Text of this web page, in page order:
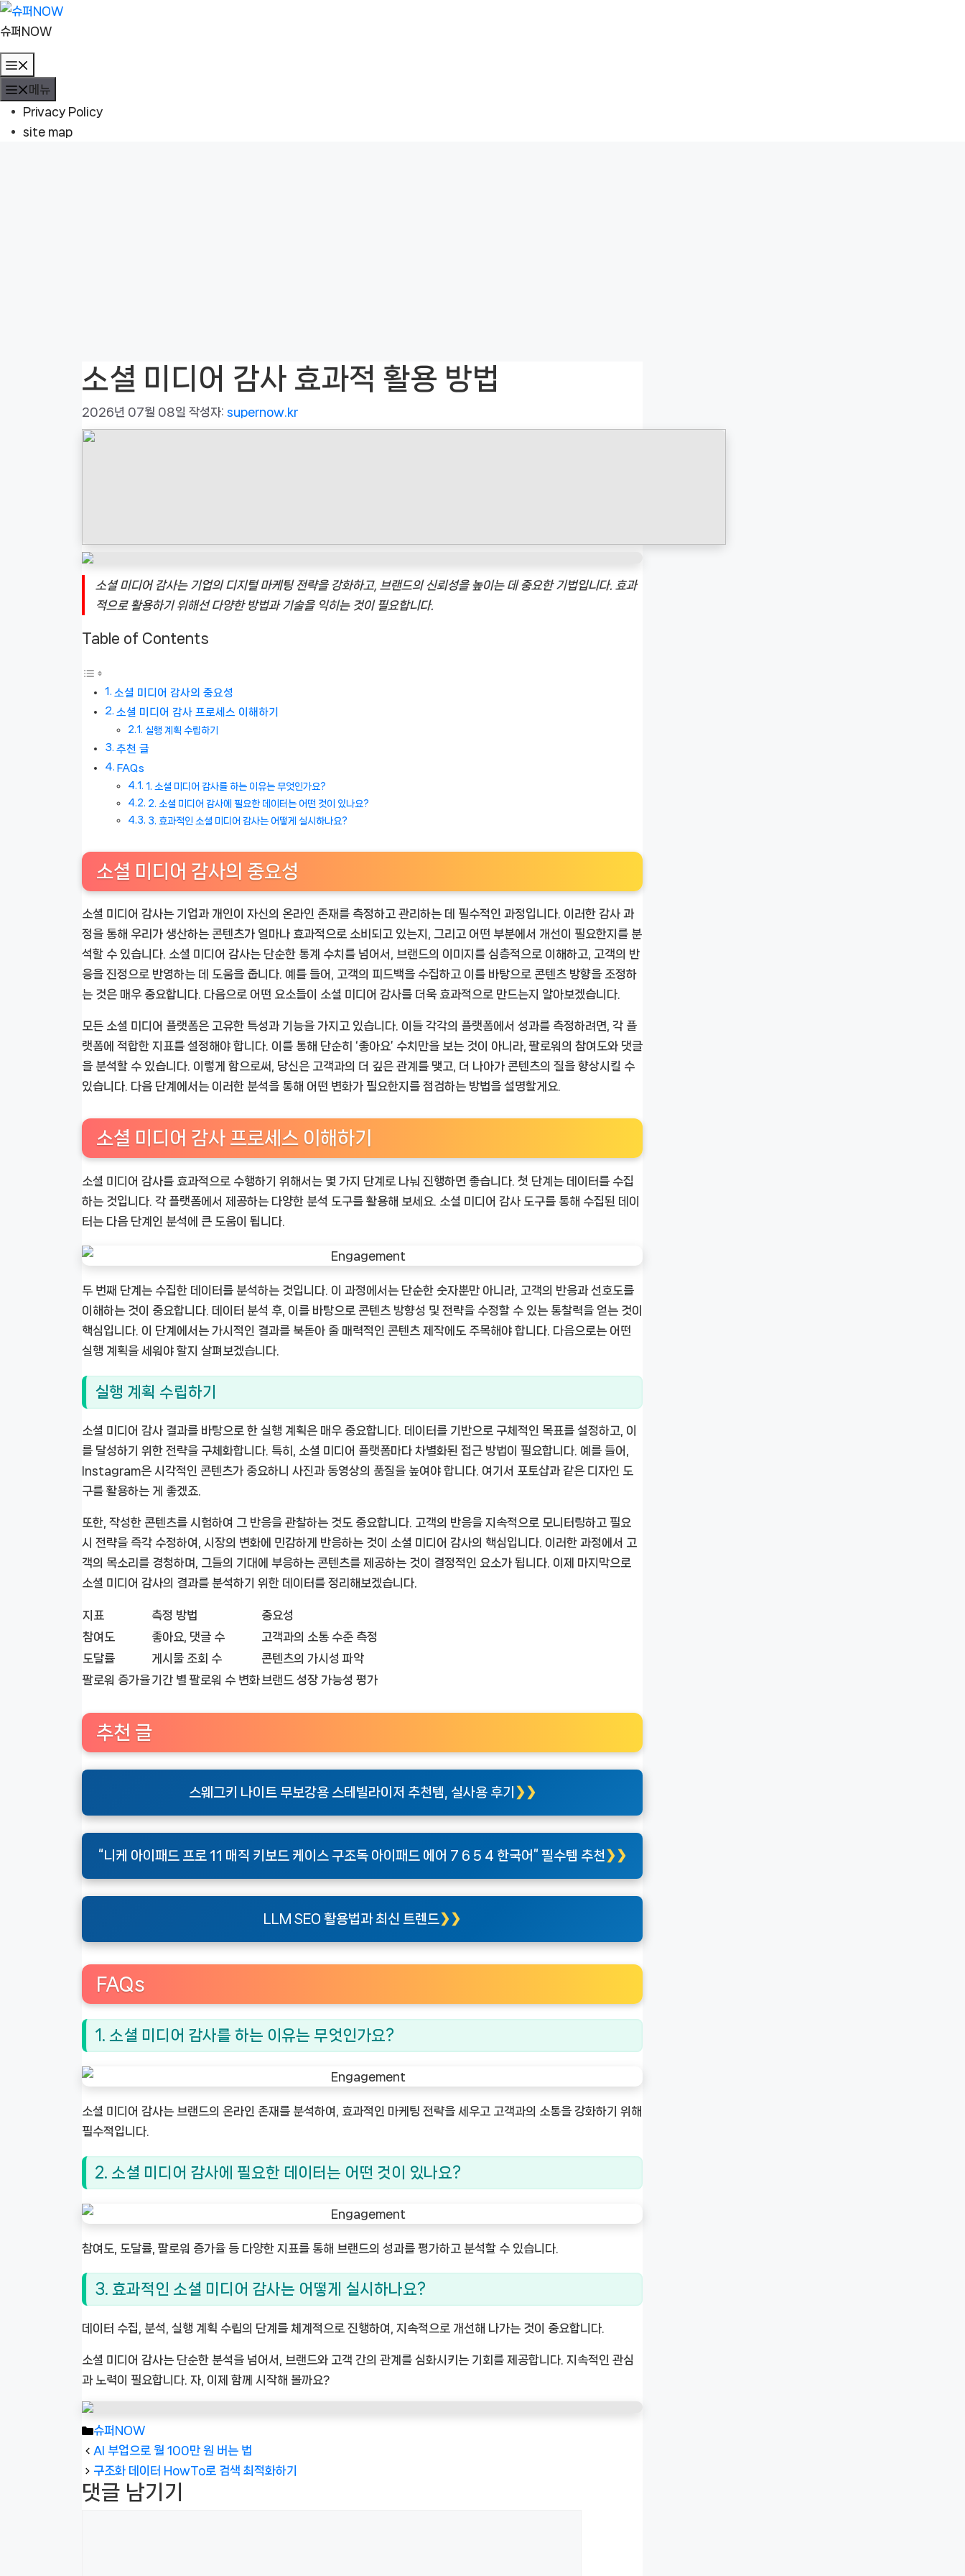
컨
텐
츠
로
건
슈퍼NOW
뉴
메뉴
Privacy Policy
site map
소셜 미디어 감사 효과적 활용 방법
2026년 07월 08일 작성자: supernow.kr
소셜 미디어 감사는 기업의 디지털 마케팅 전략을 강화하고, 브랜드의 신뢰성을 높이는 데 중요한 기법입니다. 효과
적으로 활용하기 위해선 다양한 방법과 기술을 익히는 것이 필요합니다.
Table of Contents
소셜 미디어 감사의 중요성
소셜 미디어 감사 프로세스 이해하기
실행 계획 수립하기
추천 글
FAQs
1. 소셜 미디어 감사를 하는 이유는 무엇인가요?
2. 소셜 미디어 감사에 필요한 데이터는 어떤 것이 있나요?
3. 효과적인 소셜 미디어 감사는 어떻게 실시하나요?
소셜 미디어 감사의 중요성
소셜 미디어 감사는 기업과 개인이 자신의 온라인 존재를 측정하고 관리하는 데 필수적인 과정입니다. 이러한 감사 과
정을 통해 우리가 생산하는 콘텐츠가 얼마나 효과적으로 소비되고 있는지, 그리고 어떤 부분에서 개선이 필요한지를 분
석할 수 있습니다. 소셜 미디어 감사는 단순한 통계 수치를 넘어서, 브랜드의 이미지를 심층적으로 이해하고, 고객의 반
응을 진정으로 반영하는 데 도움을 줍니다. 예를 들어, 고객의 피드백을 수집하고 이를 바탕으로 콘텐츠 방향을 조정하
는 것은 매우 중요합니다. 다음으로 어떤 요소들이 소셜 미디어 감사를 더욱 효과적으로 만드는지 알아보겠습니다.
모든 소셜 미디어 플랫폼은 고유한 특성과 기능을 가지고 있습니다. 이들 각각의 플랫폼에서 성과를 측정하려면, 각 플
랫폼에 적합한 지표를 설정해야 합니다. 이를 통해 단순히 ‘좋아요’ 수치만을 보는 것이 아니라, 팔로워의 참여도와 댓글
을 분석할 수 있습니다. 이렇게 함으로써, 당신은 고객과의 더 깊은 관계를 맺고, 더 나아가 콘텐츠의 질을 향상시킬 수
있습니다. 다음 단계에서는 이러한 분석을 통해 어떤 변화가 필요한지를 점검하는 방법을 설명할게요.
소셜 미디어 감사 프로세스 이해하기
소셜 미디어 감사를 효과적으로 수행하기 위해서는 몇 가지 단계로 나눠 진행하면 좋습니다. 첫 단계는 데이터를 수집
하는 것입니다. 각 플랫폼에서 제공하는 다양한 분석 도구를 활용해 보세요. 소셜 미디어 감사 도구를 통해 수집된 데이
터는 다음 단계인 분석에 큰 도움이 됩니다.
두 번째 단계는 수집한 데이터를 분석하는 것입니다. 이 과정에서는 단순한 숫자뿐만 아니라, 고객의 반응과 선호도를
이해하는 것이 중요합니다. 데이터 분석 후, 이를 바탕으로 콘텐츠 방향성 및 전략을 수정할 수 있는 통찰력을 얻는 것이
핵심입니다. 이 단계에서는 가시적인 결과를 북돋아 줄 매력적인 콘텐츠 제작에도 주목해야 합니다. 다음으로는 어떤
실행 계획을 세워야 할지 살펴보겠습니다.
실행 계획 수립하기
소셜 미디어 감사 결과를 바탕으로 한 실행 계획은 매우 중요합니다. 데이터를 기반으로 구체적인 목표를 설정하고, 이
를 달성하기 위한 전략을 구체화합니다. 특히, 소셜 미디어 플랫폼마다 차별화된 접근 방법이 필요합니다. 예를 들어,
Instagram은 시각적인 콘텐츠가 중요하니 사진과 동영상의 품질을 높여야 합니다. 여기서 포토샵과 같은 디자인 도
구를 활용하는 게 좋겠죠.
또한, 작성한 콘텐츠를 시험하여 그 반응을 관찰하는 것도 중요합니다. 고객의 반응을 지속적으로 모니터링하고 필요
시 전략을 즉각 수정하여, 시장의 변화에 민감하게 반응하는 것이 소셜 미디어 감사의 핵심입니다. 이러한 과정에서 고
객의 목소리를 경청하며, 그들의 기대에 부응하는 콘텐츠를 제공하는 것이 결정적인 요소가 됩니다. 이제 마지막으로
소셜 미디어 감사의 결과를 분석하기 위한 데이터를 정리해보겠습니다.
지표 측정 방법
중요성
참여도
좋아요, 댓글 수
고객과의 소통 수준 측정
도달률
게시물 조회 수
콘텐츠의 가시성 파악
팔로워 증가율기간 별 팔로워 수 변화 브랜드 성장 가능성 평가
추천 글
스웨그키 나이트 무보강용 스테빌라이저 추천템, 실사용 후기
“니케 아이패드 프로 11 매직 키보드 케이스 구조독 아이패드 에어 7 6 5 4 한국어” 필수템 추천
LLM SEO 활용법과 최신 트렌드
FAQs
1. 소셜 미디어 감사를 하는 이유는 무엇인가요?
소셜 미디어 감사는 브랜드의 온라인 존재를 분석하여, 효과적인 마케팅 전략을 세우고 고객과의 소통을 강화하기 위해
필수적입니다.
2. 소셜 미디어 감사에 필요한 데이터는 어떤 것이 있나요?
참여도, 도달률, 팔로워 증가율 등 다양한 지표를 통해 브랜드의 성과를 평가하고 분석할 수 있습니다.
3. 효과적인 소셜 미디어 감사는 어떻게 실시하나요?
데이터 수집, 분석, 실행 계획 수립의 단계를 체계적으로 진행하여, 지속적으로 개선해 나가는 것이 중요합니다.
소셜 미디어 감사는 단순한 분석을 넘어서, 브랜드와 고객 간의 관계를 심화시키는 기회를 제공합니다. 지속적인 관심
과 노력이 필요합니다. 자, 이제 함께 시작해 볼까요?
카
테
고
리
슈퍼NOW
AI 부업으로 월 100만 원 버는 법
구조화 데이터 HowTo로 검색 최적화하기
댓글 남기기